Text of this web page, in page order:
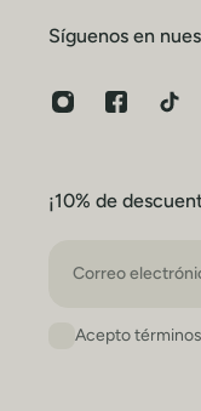
Síguenos en
¡10% de
Acepto